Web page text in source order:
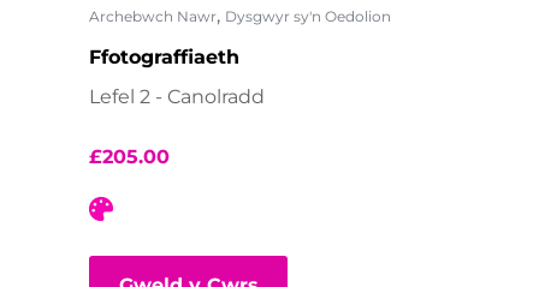
Archebwch Nawr, Dysgwyr sy'n Oedolion
Ffotograffiaeth
Lefel 2 - Canolradd
£205.00